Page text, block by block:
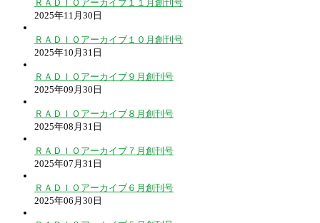
ＲＡＤＩＯアーカイブ１１月創刊号
2025年11月30日
ＲＡＤＩＯアーカイブ１０月創刊号
2025年10月31日
ＲＡＤＩＯアーカイブ９月創刊号
2025年09月30日
ＲＡＤＩＯアーカイブ８月創刊号
2025年08月31日
ＲＡＤＩＯアーカイブ７月創刊号
2025年07月31日
ＲＡＤＩＯアーカイブ６月創刊号
2025年06月30日